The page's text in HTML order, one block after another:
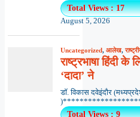
Total Views : 17
August 5, 2026
Uncategorized, आलेख,
राष्ट्रभाषा हिंदी के
‘दादा’ ने
डॉ. विकास दवेइंदौर
Total Views : 9